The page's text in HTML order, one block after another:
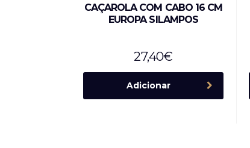
CAÇAROLA COM CABO 16 CM
EUROPA SILAMPOS
27,40€
Adicionar